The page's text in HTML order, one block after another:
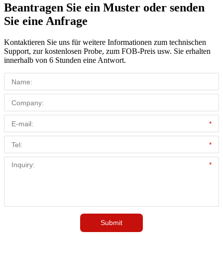
Beantragen Sie ein Muster oder senden
Sie eine Anfrage
Kontaktieren Sie uns für weitere Informationen zum technischen
Support, zur kostenlosen Probe, zum FOB-Preis usw. Sie erhalten
innerhalb von 6 Stunden eine Antwort.